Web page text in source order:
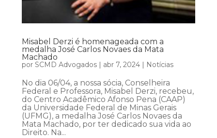
Misabel Derzi é homenageada com a
medalha José Carlos Novaes da Mata
Machado
por SCMD Advogados| abr 7, 2024| Notícias
No dia 06/04, a nossa sócia, Conselheira
Federal e Professora, Misabel Derzi, recebeu,
do Centro Acadêmico Afonso Pena (CAAP)
da Universidade Federal de Minas Gerais
(UFMG), a medalha José Carlos Novaes da
Mata Machado, por ter dedicado sua vida ao
Direito. Na...